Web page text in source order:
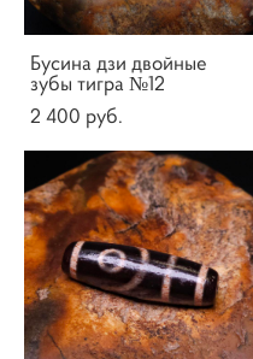
Бусина дзи двойные
зубы тигра №12
2 400 pуб.